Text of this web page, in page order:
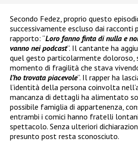
Secondo Fedez, proprio questo
successivamente escluso dai racconti
rapporto: “Loro fanno finta di nulla e
vanno nei podcast”. Il cantante ha
quel gesto particolarmente
momento di fragilità che stava
l’ho trovata piacevole”. Il rapper ha
l’identità della persona coinvolta
mancanza di dettagli ha alimentato
possibile famiglia di appartenenza,
entrambi i comici hanno fratelli
spettacolo. Senza ulteriori
presunto post resta sconosciuto.